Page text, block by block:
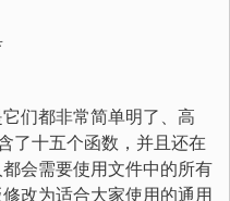
们都非常简单明了、高
了十五个函数，并且还在
会需要使用文件中的所有
改为适合大家使用的通用